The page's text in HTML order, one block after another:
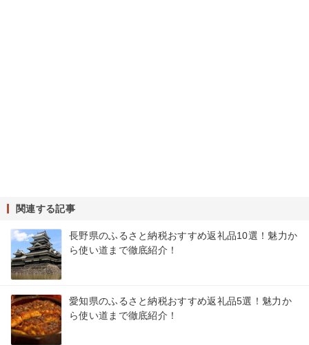
関連する記事
長野県のふるさと納税おすすめ返礼品10選！魅力か
ら使い道まで徹底紹介！
愛知県のふるさと納税おすすめ返礼品5選！魅力か
ら使い道まで徹底紹介！